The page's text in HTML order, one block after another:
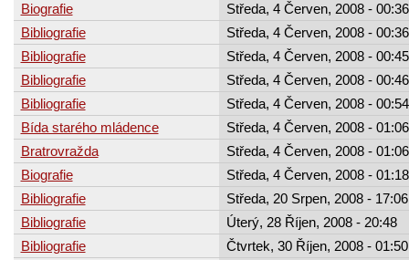
Biografie
Středa, 4 Červen, 2008 - 00:36
Bibliografie
Středa, 4 Červen, 2008 - 00:36
Bibliografie
Středa, 4 Červen, 2008 - 00:45
Bibliografie
Středa, 4 Červen, 2008 - 00:46
Bibliografie
Středa, 4 Červen, 2008 - 00:54
Bída starého mládence
Středa, 4 Červen, 2008 - 01:06
Bratrovražda
Středa, 4 Červen, 2008 - 01:06
Biografie
Středa, 4 Červen, 2008 - 01:18
Bibliografie
Středa, 20 Srpen, 2008 - 17:06
Bibliografie
Úterý, 28 Říjen, 2008 - 20:48
Bibliografie
Čtvrtek, 30 Říjen, 2008 - 01:50